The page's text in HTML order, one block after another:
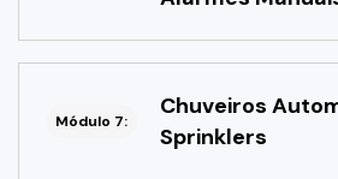
Módulo 7:
Chuveiros
Sprinklers